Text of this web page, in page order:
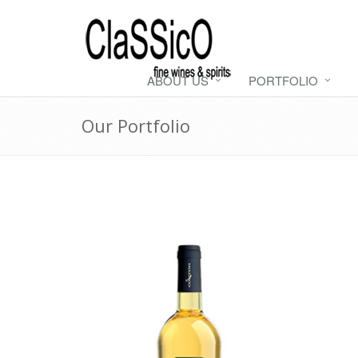
ABOUT US PORTFOLIO
Our Portfolio